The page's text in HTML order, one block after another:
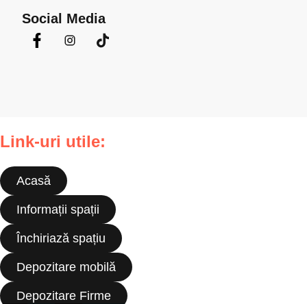
Social Media
Link-uri utile:
Acasă
Informații spații
Închiriază spațiu
Depozitare mobilă
Depozitare Firme